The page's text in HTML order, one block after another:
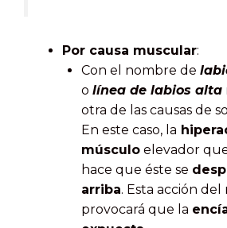
Por causa muscular:
Con el nombre de
o línea de labios alta
otra de las causas de
En este caso, la
músculo elevador
hace que éste se
arriba. Esta acción
provocará que la